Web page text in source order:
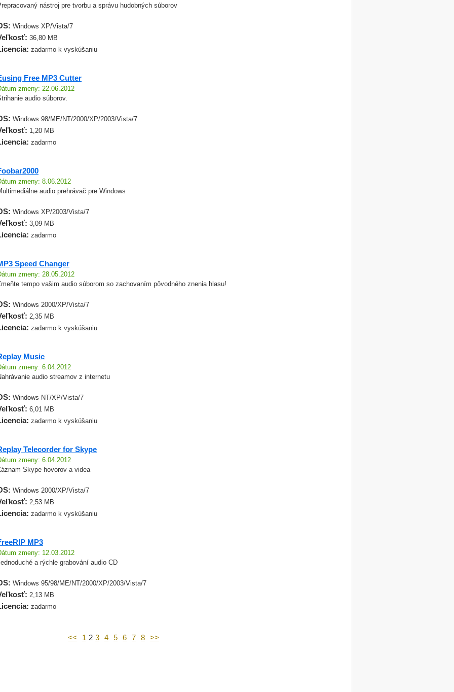
nástroj pre tvorbu a správu hudobných súborov
Windows XP/Vista/7
36,80 MB
zadarmo k vyskúšaniu
Free MP3 Cutter
zmeny: 22.06.2012
audio súborov.
Windows 98/ME/NT/2000/XP/2003/Vista/7
1,20 MB
zadarmo
zmeny: 8.06.2012
audio prehrávač pre Windows
Windows XP/2003/Vista/7
3,09 MB
zadarmo
Speed Changer
zmeny: 28.05.2012
tempo vašim audio súborom so zachovaním pôvodného znenia hlasu!
Windows 2000/XP/Vista/7
2,35 MB
zadarmo k vyskúšaniu
Music
zmeny: 6.04.2012
audio streamov z internetu
Windows NT/XP/Vista/7
6,01 MB
zadarmo k vyskúšaniu
Telecorder for Skype
zmeny: 6.04.2012
Skype hovorov a videa
Windows 2000/XP/Vista/7
2,53 MB
zadarmo k vyskúšaniu
MP3
zmeny: 12.03.2012
a rýchle grabování audio CD
Windows 95/98/ME/NT/2000/XP/2003/Vista/7
2,13 MB
zadarmo
<< 1 2 3 4 5 6 7 8 >>